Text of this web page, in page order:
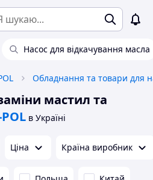
Насос для відкачування масла
мастил та
в Україні
Ціна Країна виробник